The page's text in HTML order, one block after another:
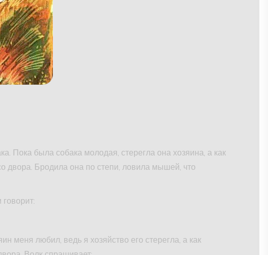
Пока была собака молодая, стерегла она хозяина, а как
двора. Бродила она по степи, ловила мышей, что
меня любил, ведь я хозяйство его стерегла, а как